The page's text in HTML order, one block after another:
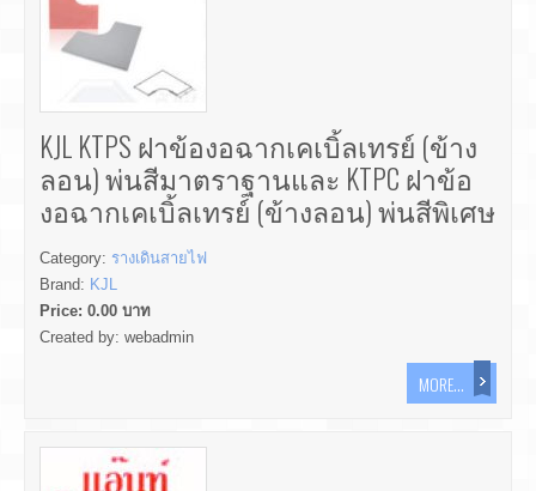
KJL KTPS ฝาข้องอฉากเคเบิ้ลเทรย์ (ข้าง
ลอน) พ่นสีมาตราฐานและ KTPC ฝาข้อ
งอฉากเคเบิ้ลเทรย์ (ข้างลอน) พ่นสีพิเศษ
Category: รางเดินสายไฟ
Brand: KJL
Price: 0.00 บาท
Created by: webadmin
MORE...